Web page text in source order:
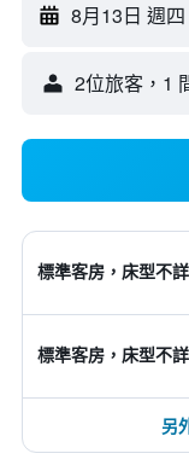
8月13日 週四
2位旅客，1
標準客房，床型不詳
標準客房，床型不詳
另